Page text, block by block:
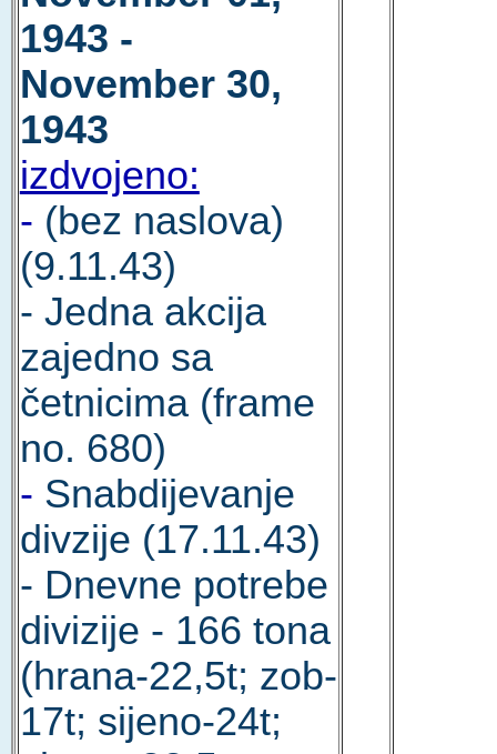
1943 -
November 30,
1943
izdvojeno:
- (bez naslova)
(9.11.43)
- Jedna akcija
zajedno sa
četnicima (frame
no. 680)
- Snabdijevanje
divzije (17.11.43)
- Dnevne potrebe
divizije - 166 tona
(hrana-22,5t; zob-
17t; sijeno-24t;